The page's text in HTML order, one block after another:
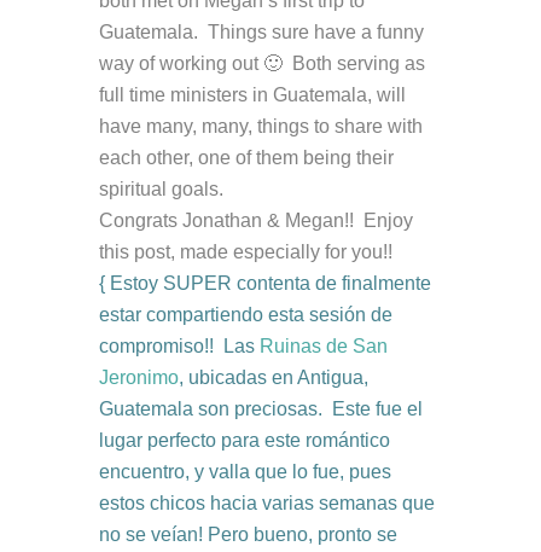
Guatemala. Things sure have a funny
way of working out 🙂 Both serving as
full time ministers in Guatemala, will
have many, many, things to share with
each other, one of them being their
spiritual goals.
Congrats Jonathan & Megan!! Enjoy
this post, made especially for you!!
{ Estoy SUPER contenta de finalmente
estar compartiendo esta sesión de
compromiso!! Las Ruinas de San
Jeronimo, ubicadas en Antigua,
Guatemala son preciosas. Este fue el
lugar perfecto para este romántico
encuentro, y valla que lo fue, pues
estos chicos hacia varias semanas que
no se veían! Pero bueno, pronto se